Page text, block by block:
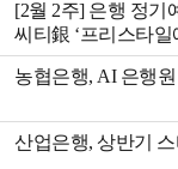
[2월 2주] 은행 정기
씨티銀 ‘프리스타일
농협은행, AI 은행원
산업은행, 상반기